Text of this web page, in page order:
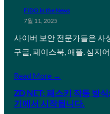
FIDO in the News
7월 11, 2025
사이버 보안 전문가들은 사
구글, 페이스북, 애플, 심지
Read More →
ZD NET: 패스키 작동 방
기에서 시작됩니다.